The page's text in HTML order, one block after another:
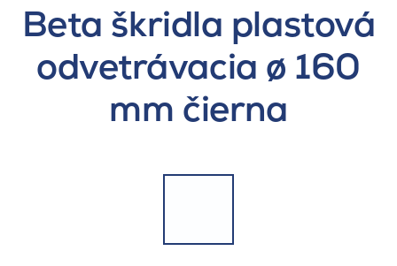
Beta škridla plastová
odvetrávacia ø 160
mm čierna